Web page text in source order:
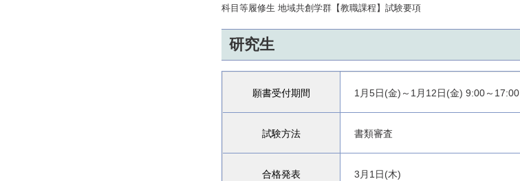
科目等履修生 地域共創学群【教職課程】試験要項
研究生
願書受付期間 1月5日(金)～1月12日(金) 9:00～17:00
試験方法 書類審査
合格発表 3月1日(木)